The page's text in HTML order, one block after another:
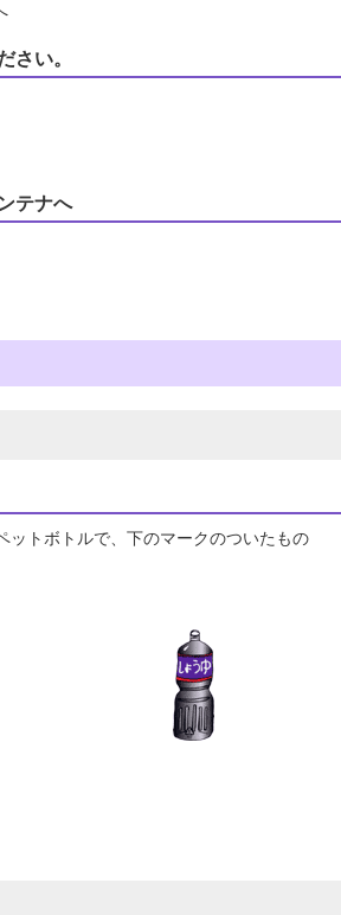
さい。
テナへ
ットボトルで、下のマークのついたもの